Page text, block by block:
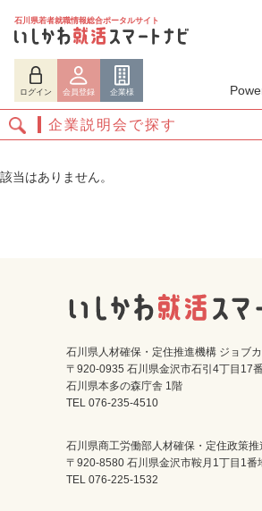
石川県若者就職情報総合ポータルサイト
ログイン 会員登録 企業様
ログイン 会員登
企業説明会で探す
該当はありません。
石川県人材確保・定住推進機構 ジョブカ
〒920-0935 石川県金沢市石引4丁目17
石川県本多の森庁舎 1階
TEL 076-235-4510
石川県商工労働部人材確保・定住政策推
〒920-8580 石川県金沢市鞍月1丁目1番
TEL 076-225-1532